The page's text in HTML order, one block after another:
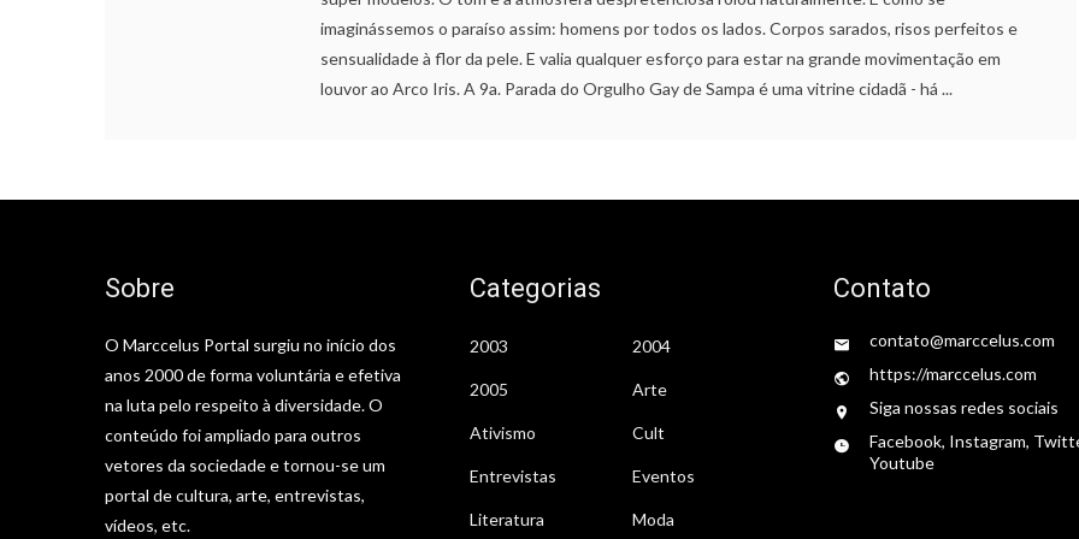
imaginássemos o paraíso assim: homens por todos os lados. Corpos sarados, risos perfeitos e
sensualidade à flor da pele. E valia qualquer esforço para estar na grande movimentação em
louvor ao Arco Iris. A 9a. Parada do Orgulho Gay de Sampa é uma vitrine cidadã - há ...
Sobre
O Marccelus Portal surgiu no início dos
anos 2000 de forma voluntária e efetiva
na luta pelo respeito à diversidade. O
conteúdo foi ampliado para outros
vetores da sociedade e tornou-se um
portal de cultura, arte, entrevistas,
vídeos, etc.
Categorias
2003 2004
2005 Arte
Ativismo Cult
Entrevistas Eventos
Literatura Moda
Contato
contato@marccelus.com
https://marccelus.com
Siga nossas redes sociais
Facebook, Instagram,
Youtube